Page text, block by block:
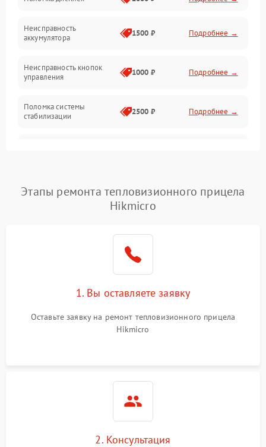
Неисправность
аккумулятора
1500 ₽ Подробнее →
Неисправность кнопок
управления
1000 ₽ Подробнее →
Поломка системы
стабилизации
2500 ₽ Подробнее →
Неисправность системы
Wi-Fi
1500 ₽ Подробнее →
1500 ₽
Неисправность системы
отключения
1500 ₽
Этапы ремонта тепловизионного прицела
Hikmicro
1. Вы оставляете заявку
Оставьте заявку на ремонт тепловизионного прицела
Hikmicro
2. Консультация